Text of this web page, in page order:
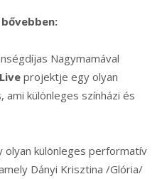
Nagymamával
projektje egy olyan
különleges színházi és
olyan különleges performatív
Dányi Krisztina /Glória/